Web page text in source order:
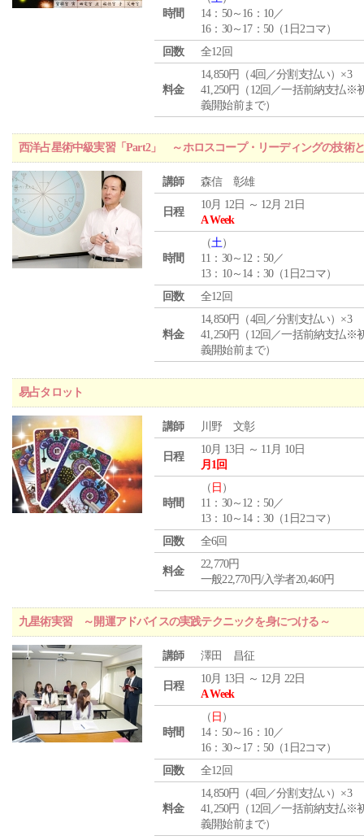
時間
14：50～16：10／
16：30～17：50（1日2コマ）
回数
全12回
料金
14,850円（4回／分割支払い）×3
41,250円（12回／一括前納支払※
義開始前まで）
西洋占星術中級実習「Part2」 ～ホロスコープ・リーディングの技術
講師 森信 彰雄
日程
10月 12日 ～ 12月 21日
A Week
時間
（土）
11：30～12：50／
13：10～14：30（1日2コマ）
回数
全12回
料金
14,850円（4回／分割支払い）×3
41,250円（12回／一括前納支払※
義開始前まで）
易占タロット
講師 川野 文彰
日程
10月 13日 ～ 11月 10日
月1回
時間
（ 日 ）
11：30～12：50／
13：10～14：30（1日2コマ）
回数
全6回
料金
22,770円
一般22,770円/入学者20,460円
九星術実習 ～開運アドバイスの実践テクニックを身につける～
講師 澤田 昌征
日程
10月 13日 ～ 12月 22日
A Week
時間
（ 日 ）
14：50～16：10／
16：30～17：50（1日2コマ）
回数
全12回
料金
14,850円（4回／分割支払い）×3
41,250円（12回／一括前納支払※
義開始前まで）